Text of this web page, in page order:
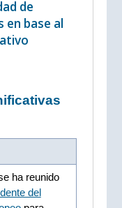
de
en base al
ha reunido
del